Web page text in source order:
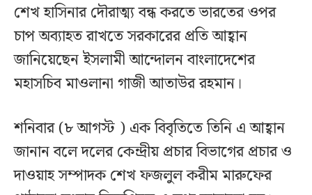
শেখ হাসিনার দৌরাত্ম্য বন্ধ করতে ভারতের ওপর
চাপ অব্যাহত রাখতে সরকারের প্রতি আহ্বান
জানিয়েছেন ইসলামী আন্দোলন বাংলাদেশের
মহাসচিব মাওলানা গাজী আতাউর রহমান।
শনিবার (৮ আগস্ট ) এক বিবৃতিতে তিনি এ আহ্বান
জানান বলে দলের কেন্দ্রীয় প্রচার বিভাগের প্রচার ও
দাওয়াহ সম্পাদক শেখ ফজলুল করীম মারুফের